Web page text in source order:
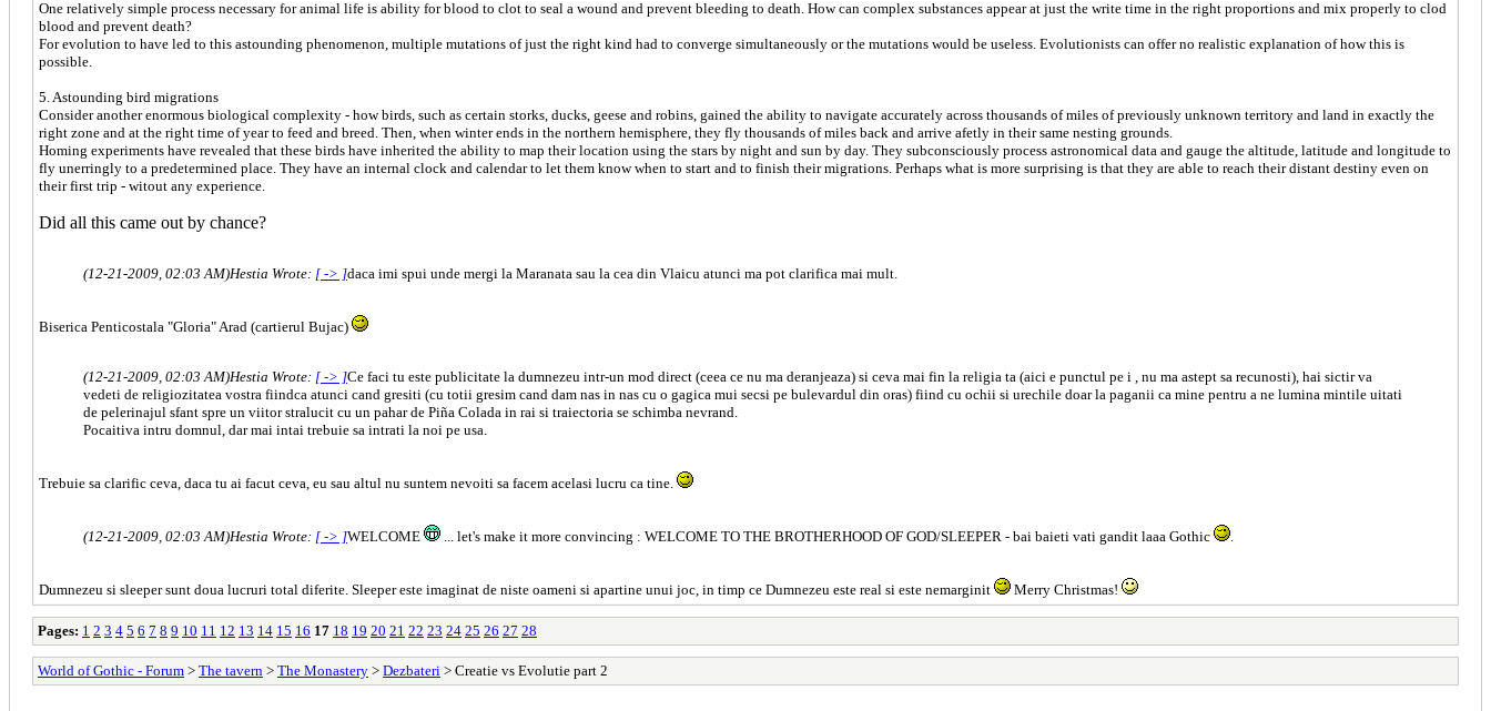
One relatively simple process necessary for animal life is ability for blood to clot to seal a wound and prevent bleeding to death. How can complex substances appear at just the write time in the right proportions and mix properly to clod
blood and prevent death?
For evolution to have led to this astounding phenomenon, multiple mutations of just the right kind had to converge simultaneously or the mutations would be useless. Evolutionists can offer no realistic explanation of how this is
possible.
5. Astounding bird migrations
Consider another enormous biological complexity - how birds, such as certain storks, ducks, geese and robins, gained the ability to navigate accurately across thousands of miles of previously unknown territory and land in exactly the
right zone and at the right time of year to feed and breed. Then, when winter ends in the northern hemisphere, they fly thousands of miles back and arrive afetly in their same nesting grounds.
Homing experiments have revealed that these birds have inherited the ability to map their location using the stars by night and sun by day. They subconsciously process astronomical data and gauge the altitude, latitude and longitude to
fly unerringly to a predetermined place. They have an internal clock and calendar to let them know when to start and to finish their migrations. Perhaps what is more surprising is that they are able to reach their distant destiny even on
their first trip - witout any experience.
Did all this came out by chance?
(12-21-2009, 02:03 AM)Hestia Wrote: [ -> ]daca imi spui unde mergi la Maranata sau la cea din Vlaicu atunci ma pot clarifica mai mult.
Biserica Penticostala "Gloria" Arad (cartierul Bujac)
(12-21-2009, 02:03 AM)Hestia Wrote: [ -> ]Ce faci tu este publicitate la dumnezeu intr-un mod direct (ceea ce nu ma deranjeaza) si ceva mai fin la religia ta (aici e punctul pe i , nu ma astept sa recunosti), hai sictir va
vedeti de religiozitatea vostra fiindca atunci cand gresiti (cu totii gresim cand dam nas in nas cu o gagica mui secsi pe bulevardul din oras) fiind cu ochii si urechile doar la paganii ca mine pentru a ne lumina mintile uitati
de pelerinajul sfant spre un viitor stralucit cu un pahar de Piña Colada in rai si traiectoria se schimba nevrand.
Pocaitiva intru domnul, dar mai intai trebuie sa intrati la noi pe usa.
Trebuie sa clarific ceva, daca tu ai facut ceva, eu sau altul nu suntem nevoiti sa facem acelasi lucru ca tine.
(12-21-2009, 02:03 AM)Hestia Wrote: [ -> ]WELCOME ... let's make it more convincing : WELCOME TO THE BROTHERHOOD OF GOD/SLEEPER - bai baieti vati gandit laaa Gothic
Dumnezeu si sleeper sunt doua lucruri total diferite. Sleeper este imaginat de niste oameni si apartine unui joc, in timp ce Dumnezeu este real si este nemarginit Merry Christmas!
Pages: 1 2 3 4 5 6 7 8 9 10 11 12 13 14 15 16 17 18 19 20 21 22 23 24 25 26 27 28
World of Gothic - Forum > The tavern > The Monastery > Dezbateri > Creatie vs Evolutie part 2